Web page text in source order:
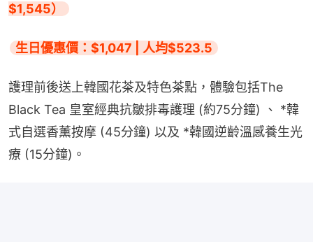
$1,545）
生日優惠價：$1,047 | 人均$523.5
護理前後送上韓國花茶及特色茶點，體驗包括The
Black Tea 皇室經典抗皺排毒護理 (約75分鐘) 、 *韓
式自選香薰按摩 (45分鐘) 以及 *韓國逆齡溫感養生光
療 (15分鐘)。